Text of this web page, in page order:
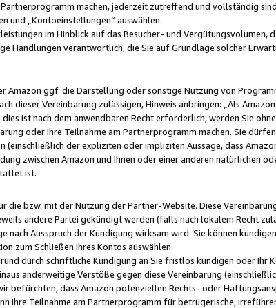
machen, jederzeit zutreffend und vollständig
und „Kontoeinstellungen“ auswählen.
im Hinblick auf das Besucher- und Vergütungsvolumen,
Handlungen verantwortlich, die Sie auf Grundlage solcher
Amazon ggf. die Darstellung oder sonstige Nutzung von
dieser Vereinbarung zulässigen, Hinweis anbringen: „Als
ist nach dem anwendbaren Recht erforderlich, werden Sie
oder Ihre Teilnahme am Partnerprogramm machen. Sie
(einschließlich der expliziten oder impliziten Aussage, dass
zwischen Amazon und Ihnen oder einer anderen natürlichen
ist.
bzw. mit der Nutzung der Partner-Website. Diese
andere Partei gekündigt werden (falls nach lokalem Recht
nach Ausspruch der Kündigung wirksam wird. Sie können
zum Schließen Ihres Kontos auswählen.
durch schriftliche Kündigung an Sie fristlos kündigen oder Ihr
anderweitige Verstöße gegen diese Vereinbarung
befürchten, dass Amazon potenziellen Rechts- oder
Ihre Teilnahme am Partnerprogramm für betrügerische,